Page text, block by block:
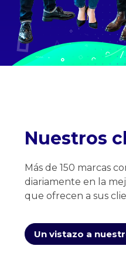
Nuestros
Más de 150 marcas
diariamente en la
que ofrecen a sus
Un vistazo a